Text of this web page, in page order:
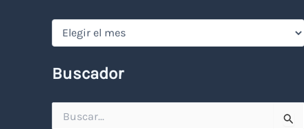
Hemeroteca
Buscador
por: